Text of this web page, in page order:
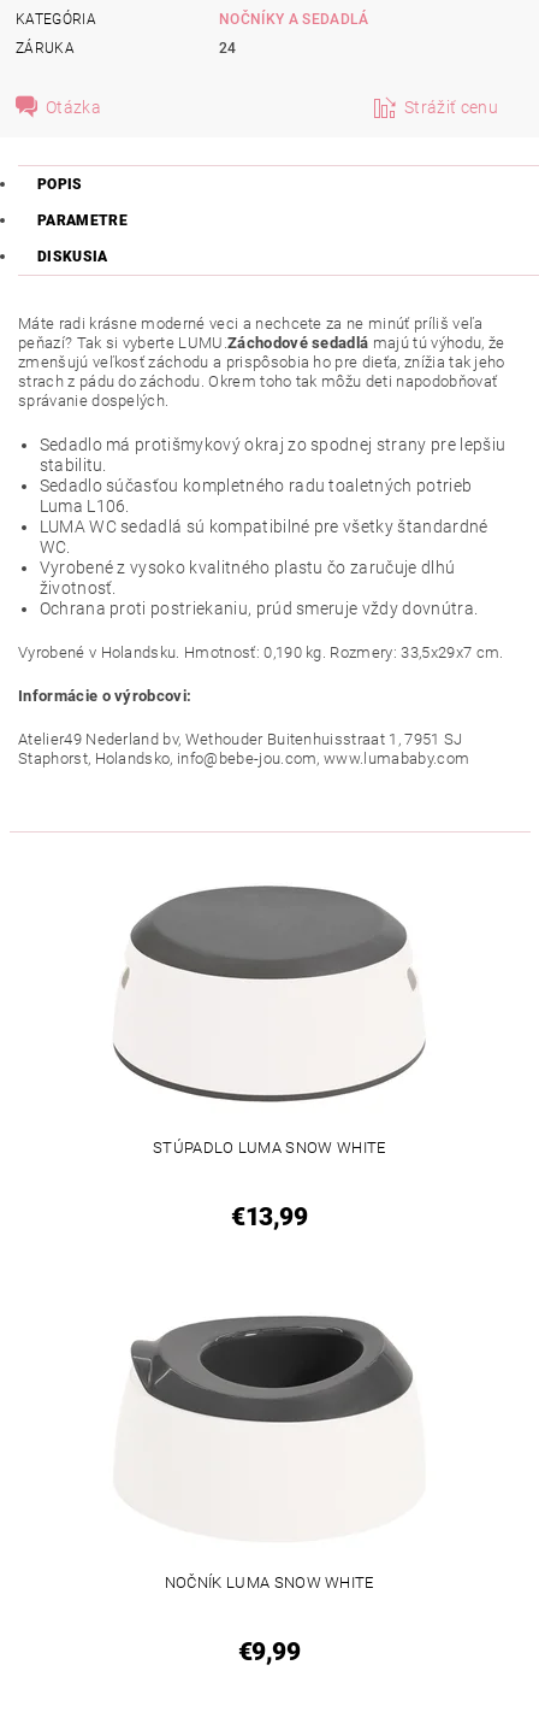
KATEGÓRIA
NOČNÍKY A SEDADLÁ
ZÁRUKA
24
Otázka Strážiť cenu
POPIS
PARAMETRE
DISKUSIA
Máte radi krásne moderné veci a nechcete za ne minúť príliš veľa
peňazí? Tak si vyberte LUMU.Záchodové sedadlá majú tú výhodu, že
zmenšujú veľkosť záchodu a prispôsobia ho pre dieťa, znížia tak jeho
strach z pádu do záchodu. Okrem toho tak môžu deti napodobňovať
správanie dospelých.
Sedadlo má protišmykový okraj zo spodnej strany pre lepšiu
stabilitu.
Sedadlo súčasťou kompletného radu toaletných potrieb
Luma L106.
LUMA WC sedadlá sú kompatibilné pre všetky štandardné
WC.
Vyrobené z vysoko kvalitného plastu čo zaručuje dlhú
životnosť.
Ochrana proti postriekaniu, prúd smeruje vždy dovnútra.
Vyrobené v Holandsku. Hmotnosť: 0,190 kg. Rozmery: 33,5x29x7 cm.
Informácie o výrobcovi:
Atelier49 Nederland bv, Wethouder Buitenhuisstraat 1, 7951 SJ
Staphorst, Holandsko, info@bebe-jou.com, www.lumababy.com
STÚPADLO LUMA SNOW WHITE
€13,99
NOČNÍK LUMA SNOW WHITE
€9,99